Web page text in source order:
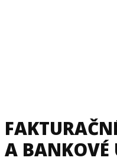
A BANKOVÉ